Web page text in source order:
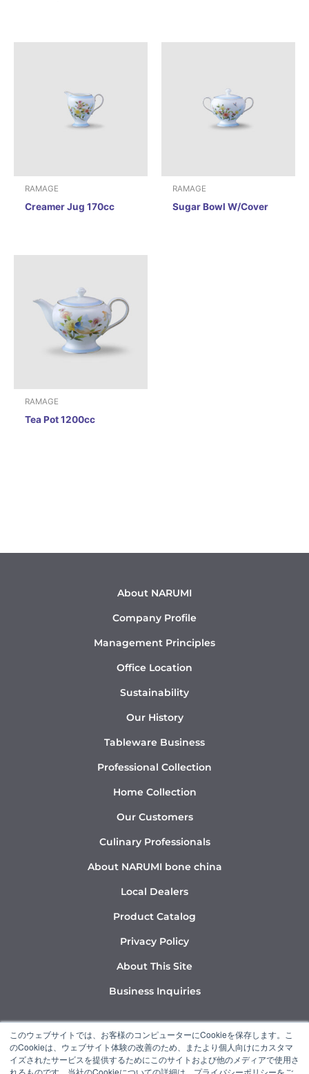
このウェブサイトでは、お客様のコンピューターにCookieを保存します。こ
のCookieは、ウェブサイト体験の改善のため、またより個人向けにカスタマ
イズされたサービスを提供するためにこのサイトおよび他のメディアで使用さ
れるものです。当社のCookieについての詳細は、プライバシーポリシーをご
RAMAGE
Creamer Jug 170cc
RAMAGE
Sugar Bowl W/Cover
RAMAGE
Tea Pot 1200cc
About NARUMI
Company Profile
Management Principles
Office Location
Sustainability
Our History
Tableware Business
Professional Collection
Home Collection
Our Customers
Culinary Professionals
About NARUMI bone china
Local Dealers
Product Catalog
Privacy Policy
About This Site
Business Inquiries
Y
o
u
I
n
s
L
i
n